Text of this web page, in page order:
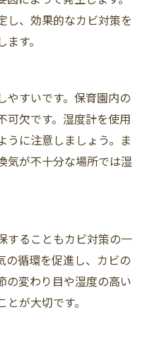
し、効果的なカビ対策を
す。
やすいです。保育園内の
可欠です。湿度計を使用
うに注意しましょう。ま
気が不十分な場所では湿
することもカビ対策の一
の循環を促進し、カビの
の変わり目や湿度の高い
が大切です。